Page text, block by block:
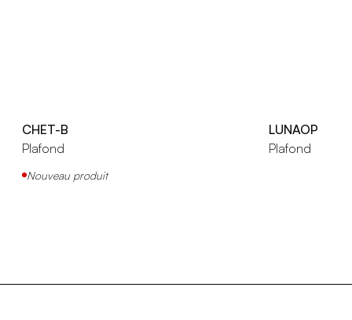
CHET-B
Plafond
Nouveau produit
LUNAOP
Plafond